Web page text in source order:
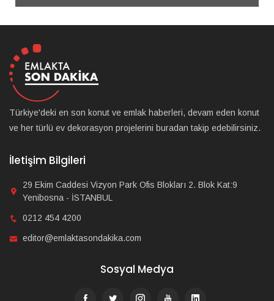
Türkiye'deki en son konut ve emlak haberleri, devam eden konut
ve her türlü ev dekorasyon projelerini buradan takip edebilirsiniz.
İletişim Bilgileri
29 Ekim Caddesi Vizyon Park Ofis Blokları 2. Blok Kat:9
Yenibosna - İSTANBUL
0212 454 4200
editor@emlaktasondakika.com
Sosyal Medya